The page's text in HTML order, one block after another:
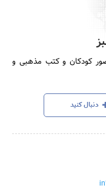
کودکان و کتب مذهبی و
دنبال کنید